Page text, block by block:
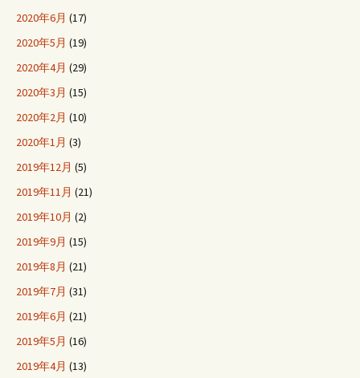
2020年6月 (17)
2020年5月 (19)
2020年4月 (29)
2020年3月 (15)
2020年2月 (10)
2020年1月 (3)
2019年12月 (5)
2019年11月 (21)
2019年10月 (2)
2019年9月 (15)
2019年8月 (21)
2019年7月 (31)
2019年6月 (21)
2019年5月 (16)
2019年4月 (13)